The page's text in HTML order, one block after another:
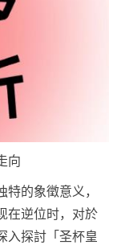
向
的象徵意义，
在逆位时，对於
入探討「圣杯皇